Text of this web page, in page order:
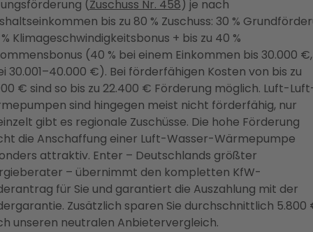
(Zuschuss Nr. 458) je nach
bis zu 80 % Zuschuss: 30 %
% Klimageschwindigkeitsbonus + bis zu 40 %
(40 % bei einem Einkommen bis 30.000
30.001–40.000 €). Bei förderfähigen Kosten von bis zu
€ sind so bis zu 22.400 € Förderung möglich. Luft-
sind hingegen meist nicht förderfähig, nur
gibt es regionale Zuschüsse. Die hohe Förderung
die Anschaffung einer Luft-Wasser-Wärmepumpe
attraktiv. Enter – Deutschlands größter
– übernimmt den kompletten KfW-
für Sie und garantiert die Auszahlung mit der
Zusätzlich sparen Sie durchschnittlich 5.800
unseren neutralen Anbietervergleich.